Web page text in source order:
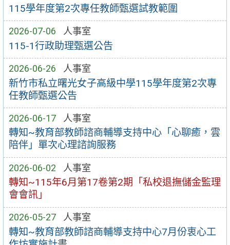
115學年度第2次專任教師甄選試教範圍
2026-07-06 人事室
115-1行政助理甄選公告
2026-06-26 人事室
新竹市私立曙光女子高級中學115學年度第2次專
任教師甄選公告
2026-06-17 人事室
轉知~教育部教師諮商輔導支持中心「心聊癒，雲
陪伴」單次心理諮詢服務
2026-06-02 人事室
轉知~115年6月第17卷第2期「私校退撫儲金監理
會會訊」
2026-05-27 人事室
轉知~教育部教師諮商輔導支持中心7月份衷心工